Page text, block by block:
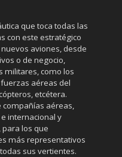
que toca todas las
con este estratégico
aviones, desde
o de negocio,
militares, como los
aéreas del
etcétera.
aéreas,
internacional y
los que
más representativos
sus vertientes.